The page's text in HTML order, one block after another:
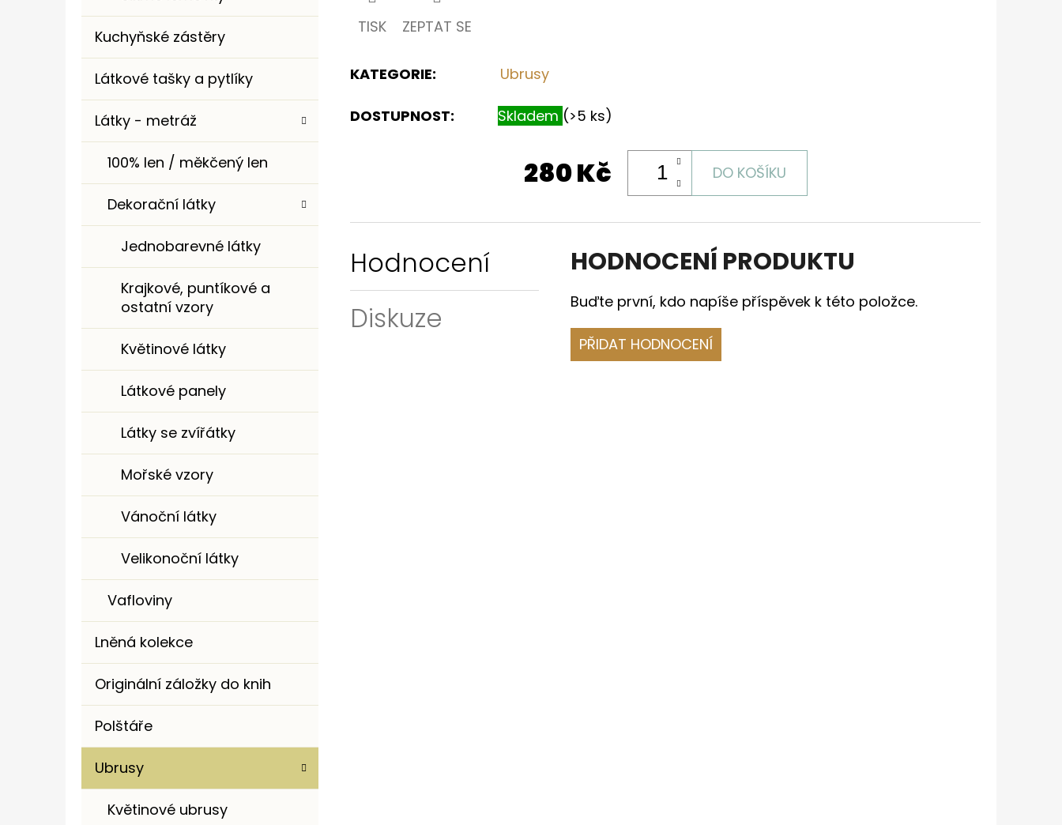
Kuchyňské zástěry
Látkové tašky a pytlíky
Látky - metráž
100% len / měkčený len
Dekorační látky
Jednobarevné látky
Krajkové, puntíkové a
ostatní vzory
Květinové látky
Látkové panely
Látky se zvířátky
Mořské vzory
Vánoční látky
Velikonoční látky
Vafloviny
Lněná kolekce
Originální záložky do knih
Polštáře
Ubrusy
Květinové ubrusy
TISK ZEPTAT SE
KATEGORIE: Ubrusy
DOSTUPNOST: Skladem (>5 ks)
280 Kč DO KOŠÍKU
Hodnocení
Diskuze
HODNOCENÍ PRODUKTU
Buďte první, kdo napíše příspěvek k této položce.
PŘIDAT HODNOCENÍ